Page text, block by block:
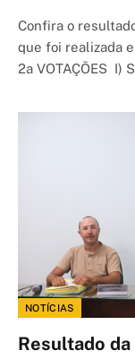
Confira o
que foi realizada
2a VOTAÇÕES I)
NOTÍCIAS
Resultado